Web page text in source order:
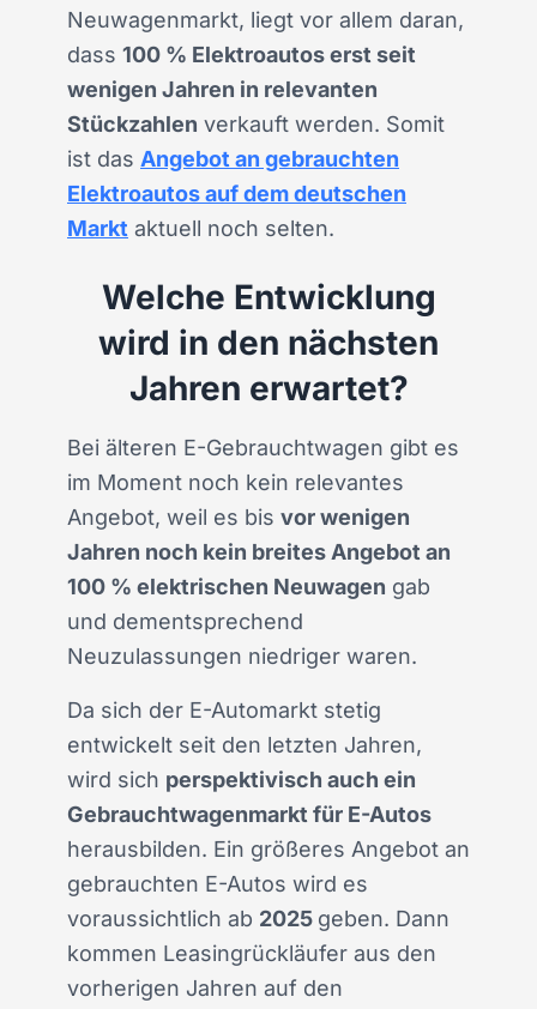
Neuwagenmarkt, liegt vor allem daran,
dass 100 % Elektroautos erst seit
wenigen Jahren in relevanten
Stückzahlen verkauft werden. Somit
ist das Angebot an gebrauchten
Elektroautos auf dem deutschen
Markt aktuell noch selten.
Welche Entwicklung
wird in den nächsten
Jahren erwartet?
Bei älteren E-Gebrauchtwagen gibt es
im Moment noch kein relevantes
Angebot, weil es bis vor wenigen
Jahren noch kein breites Angebot an
100 % elektrischen Neuwagen gab
und dementsprechend
Neuzulassungen niedriger waren.
Da sich der E-Automarkt stetig
entwickelt seit den letzten Jahren,
wird sich perspektivisch auch ein
Gebrauchtwagenmarkt für E-Autos
herausbilden. Ein größeres Angebot an
gebrauchten E-Autos wird es
voraussichtlich ab 2025 geben. Dann
kommen Leasingrückläufer aus den
vorherigen Jahren auf den